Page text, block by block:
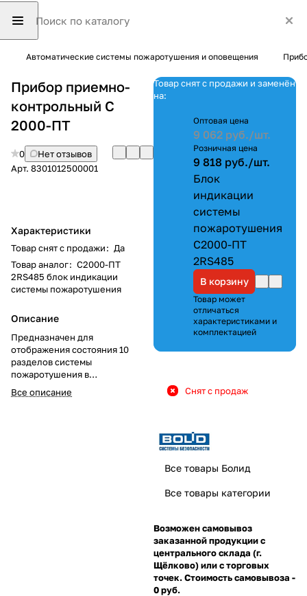
Автоматические системы пожаротушения и оповещения
Прибор приемно-
контрольный С
2000-ПТ
0
Нет отзывов
Арт. 8301012500001
Характеристики
Товар снят с продажи: Да
Товар аналог: С2000-ПТ
2RS485 блок индикации
системы пожаротушения
Описание
Предназначен для
отображения состояния 10
разделов системы
пожаротушения в
интегрированной системе
охраны "Орион"
Все описание
Товар снят с продажи и заменён
на:
Оптовая цена
9 062 руб./шт.
Розничная цена
9 818 руб./шт.
Блок
индикации
системы
пожаротушения
С2000-ПТ
2RS485
В корзину
Товар может
отличаться
характеристиками и
комплектацией
Снят с продаж
Все товары Болид
Все товары категории
Возможен самовывоз
заказанной продукции с
центрального склада (г.
Щёлково) или с торговых
точек. Стоимость самовывоза -
0 руб.